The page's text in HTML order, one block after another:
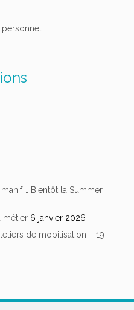
Bientôt la Summer
métier 6 janvier 2026
de mobilisation – 19